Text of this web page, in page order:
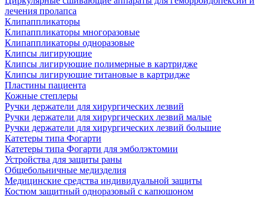
лечения пролапса
Клипаппликаторы
Клипаппликаторы многоразовые
Клипаппликаторы одноразовые
Клипсы лигирующие
Клипсы лигирующие полимерные в картридже
Клипсы лигирующие титановые в картридже
Пластины пациента
Кожные степлеры
Ручки держатели для хирургических лезвий
Ручки держатели для хирургических лезвий малые
Ручки держатели для хирургических лезвий большие
Катетеры типа Фогарти
Катетеры типа Фогарти для эмболэктомии
Устройства для защиты раны
Общебольничные медизделия
Медицинские средства индивидуальной защиты
Костюм защитный одноразовый с капюшоном